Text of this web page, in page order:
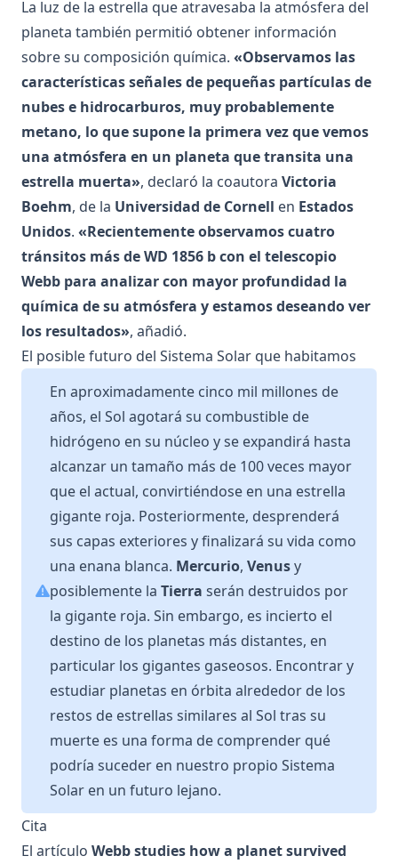
La luz de la estrella que atravesaba la atmósfera del
planeta también permitió obtener información
sobre su composición química. «Observamos las
características señales de pequeñas partículas de
nubes e hidrocarburos, muy probablemente
metano, lo que supone la primera vez que vemos
una atmósfera en un planeta que transita una
estrella muerta», declaró la coautora Victoria
Boehm, de la Universidad de Cornell en Estados
Unidos. «Recientemente observamos cuatro
tránsitos más de WD 1856 b con el telescopio
Webb para analizar con mayor profundidad la
química de su atmósfera y estamos deseando ver
los resultados», añadió.
El posible futuro del Sistema Solar que habitamos
En aproximadamente cinco mil millones de
años, el Sol agotará su combustible de
hidrógeno en su núcleo y se expandirá hasta
alcanzar un tamaño más de 100 veces mayor
que el actual, convirtiéndose en una estrella
gigante roja. Posteriormente, desprenderá
sus capas exteriores y finalizará su vida como
una enana blanca. Mercurio, Venusy
posiblemente la Tierra serán destruidos por
la gigante roja. Sin embargo, es incierto el
destino de los planetas más distantes, en
particular los gigantes gaseosos. Encontrar y
estudiar planetas en órbita alrededor de los
restos de estrellas similares al Sol tras su
muerte es una forma de comprender qué
podría suceder en nuestro propio Sistema
Solar en un futuro lejano.
Cita
El artículo Webb studies how a planet survived